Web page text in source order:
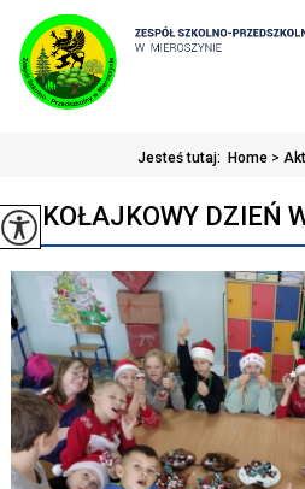
Jesteś tutaj: Home >
MIKOŁAJKOWY DZIEŃ